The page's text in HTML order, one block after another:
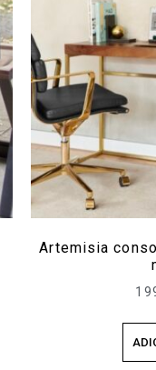
Artemisia